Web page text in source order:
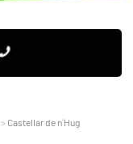
Castellar de n´Hug